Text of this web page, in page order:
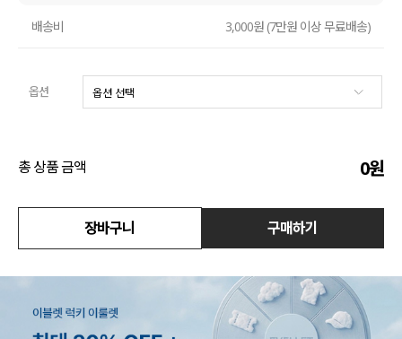
니트배송비 3,000원 (7만원 이상 무료배송)
옵션
총 상품 금액 0원
장바구니 구매하기